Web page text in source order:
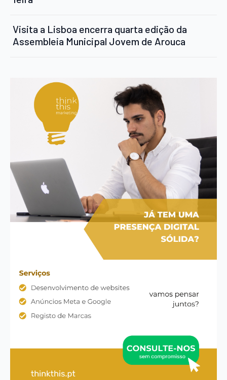
Visita a Lisboa encerra quarta edição da
Assembleia Municipal Jovem de Arouca